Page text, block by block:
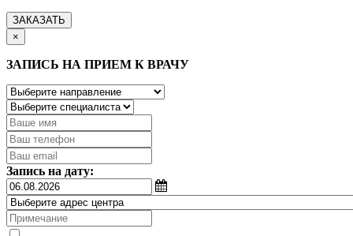
ЗАКАЗАТЬ
×
ЗАПИСЬ НА ПРИЕМ К ВРАЧУ
Запись на дату: